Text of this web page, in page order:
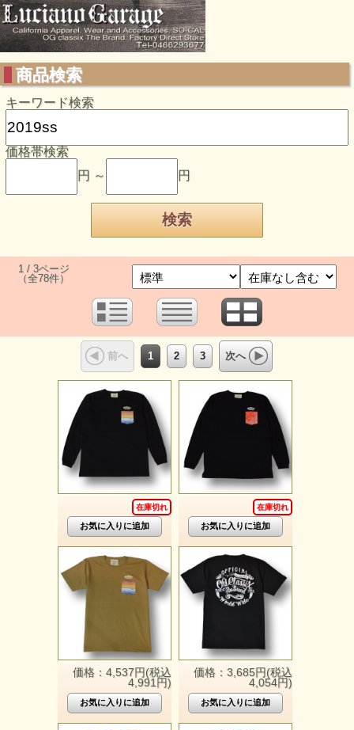
商品検索
キーワード検索
価格帯検索
円 ～
円
1 / 3ページ
（全78件）
前へ 1 2 3 次へ
在庫切れ 在庫切れ
価格：4,537円(税込
4,991円)
価格：3,685円(税込
4,054円)